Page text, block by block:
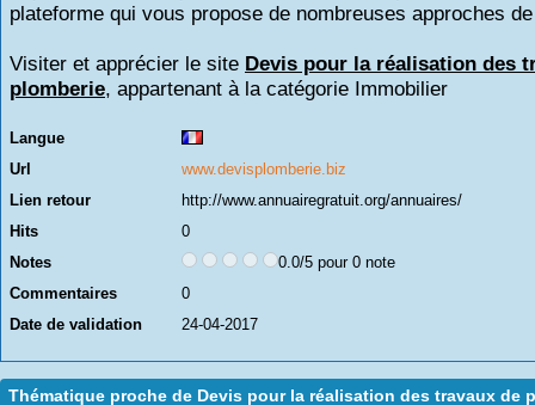
plateforme qui vous propose de nombreuses approches
Visiter et apprécier le site Devis pour la réalisation des
plomberie, appartenant à la catégorie Immobilier
Langue
Url
www.devisplomberie.biz
Lien retour
http://www.annuairegratuit.org/annuaires/
Hits
0
Notes
0.0/5 pour 0 note
Commentaires
0
Date de validation
24-04-2017
Thématique proche de Devis pour la réalisation des travaux de